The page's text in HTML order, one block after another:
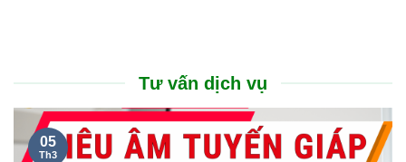
Tư vấn dịch vụ
05
Th3